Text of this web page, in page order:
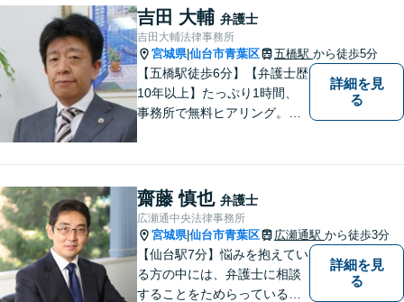
のお困り事がございました
ら、お気軽にご相談くださ
い。
吉田 大輔 弁護士
吉田大輔法律事務所
宮城県|仙台市青葉区 五橋駅 から徒歩5分
【五橋駅徒歩6分】【弁護士歴
10年以上】たっぷり1時間、
事務所で無料ヒアリング。気
の糸口を一緒に探すことを大
切にしています。
詳細を見
る
齋藤 慎也 弁護士
広瀬通中央法律事務所
宮城県|仙台市青葉区 広瀬通駅 から徒歩3分
【仙台駅7分】悩みを抱えてい
る方の中には、弁護士に相談
することをためらっている方
詳細を見
る